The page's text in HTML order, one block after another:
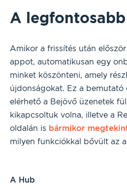
A
Amikor a frissítés után
appot, automatikusan egy
minket köszönteni, amely
újdonságokat. Ez a
elérhető a Bejövő üzenetek
kikapcsoltuk volna, illetve a
oldalán is bármikor
milyen funkciókkal bővült az
A Hub